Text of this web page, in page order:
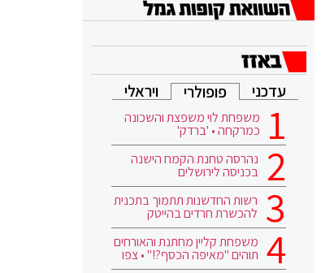
עדכני פופולרי ויראלי
משפחת לוי משפצת והשכונה
כמרקחה • 'ברדק'
נהרסה טחנת הקמח הישנה
בכניסה לירושלים
רשות החדשנות תתמוך בתכנית
להכשרת חרדים בהייטק
משפחת קליין מחתנת והאורחים
תוהים "מאיפה הכסף?!" • צפו